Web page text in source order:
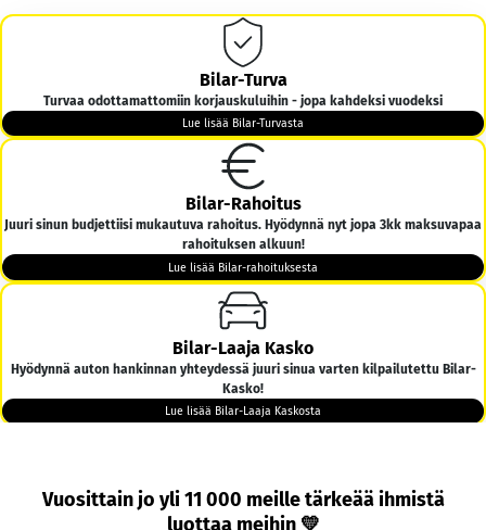
Bilar-Turva
Turvaa odottamattomiin korjauskuluihin - jopa kahdeksi vuodeksi
Lue lisää Bilar-Turvasta
Bilar-Rahoitus
Juuri sinun budjettiisi mukautuva rahoitus. Hyödynnä nyt jopa 3kk maksuvapaa
rahoituksen alkuun!
Lue lisää Bilar-rahoituksesta
Bilar-Laaja Kasko
Hyödynnä auton hankinnan yhteydessä juuri sinua varten kilpailutettu Bilar-
Kasko!
Lue lisää Bilar-Laaja Kaskosta
Bilar-Kotiintoimitus
Tarjoamme ilmaisen kotiintoimituksen kaikkiin yli 6000€ hintaisiin autoihin
Vuosittain jo yli 11 000 meille tärkeää ihmistä
luottaa meihin 💛